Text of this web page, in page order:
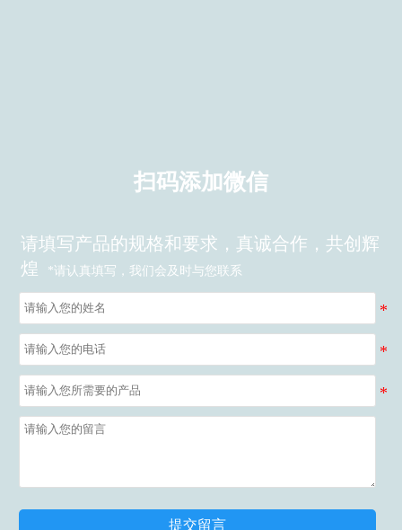
扫码添加微信
请填写产品的规格和要求，真诚合作，共创辉
煌
*请认真填写，我们会及时与您联系
提交留言